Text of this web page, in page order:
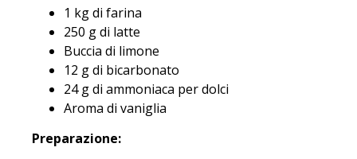
1 kg di farina
250 g di latte
Buccia di limone
12 g di bicarbonato
24 g di ammoniaca per dolci
Aroma di vaniglia
Preparazione: